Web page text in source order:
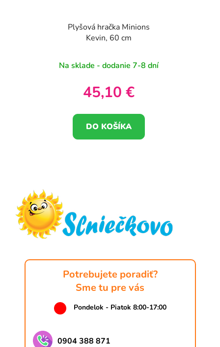
Plyšová hračka Minions
Kevin, 60 cm
Na sklade - dodanie 7-8 dní
45,10 €
DO KOŠÍKA
Potrebujete poradiť?
Sme tu pre vás
Pondelok - Piatok 8:00-17:00
0904 388 871